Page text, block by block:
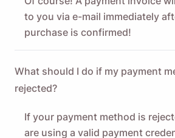
to you via e-mail immediately
purchase is confirmed!
What should I do if my payment
rejected?
If your payment method is
are using a valid payment